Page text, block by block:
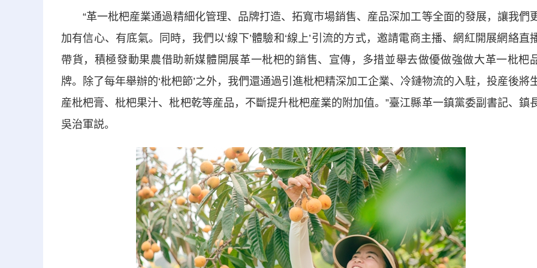
“革一枇杷産業通過精細化管理、品牌打造、拓寬市場銷售、産品深加工等全面的發展，讓我們
加有信心、有底氣。同時，我們以‘線下’體驗和‘線上’引流的方式，邀請電商主播、網紅開展網絡直
帶貨，積極發動果農借助新媒體開展革一枇杷的銷售、宣傳，多措並舉去做優做強做大革一枇杷
牌。除了每年舉辦的‘枇杷節’之外，我們還通過引進枇杷精深加工企業、冷鏈物流的入駐，投産後將
産枇杷膏、枇杷果汁、枇杷乾等産品，不斷提升枇杷産業的附加值。”臺江縣革一鎮黨委副書記、鎮
吳治軍説。